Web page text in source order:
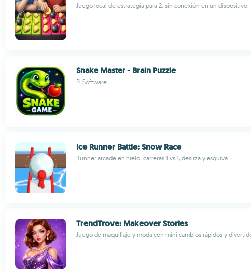
Juego local de estrategia para 2, sin conexión en un dispositivo
Snake Master - Brain Puzzle
Pi Software
Ice Runner Battle: Snow Race
Runner arcade en hielo: carreras 1 vs 1, desliza y esquiva
TrendTrove: Makeover Stories
Juego de maquillaje y moda con mini cambios rápidos y